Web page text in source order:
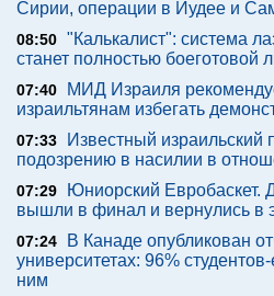
Сирии, операции в Иудее и
08:50 "Калькалист": система
станет полностью боеготовой
07:40
МИД Израиля
израильтянам избегать
07:33
Известный израильский
подозрению в насилии в
07:29
Юниорский Евробаскет.
вышли в финал и вернулись в
07:24
В Канаде опубликован
университетах: 96%
ним